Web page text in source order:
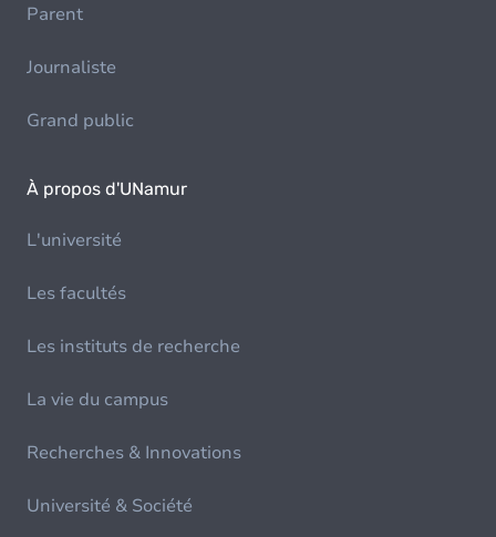
Parent
Journaliste
Grand public
À propos d'UNamur
L'université
Les facultés
Les instituts de recherche
La vie du campus
Recherches & Innovations
Université & Société